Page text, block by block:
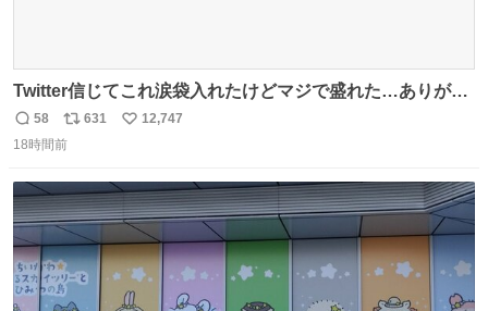
Twitter信じてこれ涙袋入れたけどマジで盛れた…ありがと
う…
返
信
58
リ
ポ
ト
数
631
い
数
12,747
18時間前